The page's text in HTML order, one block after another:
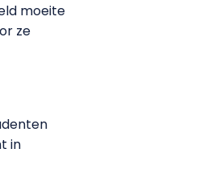
moeite
ze
in